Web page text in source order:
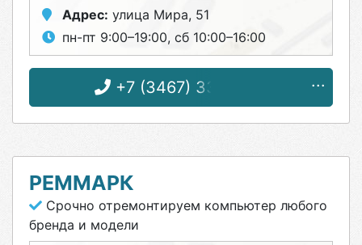
Адрес: улица Мира, 51
пн-пт 9:00–19:00, сб 10:00–16:00
+7 (3467) 33-35-51
РЕММАРК
Срочно отремонтируем компьютер любого
бренда и модели